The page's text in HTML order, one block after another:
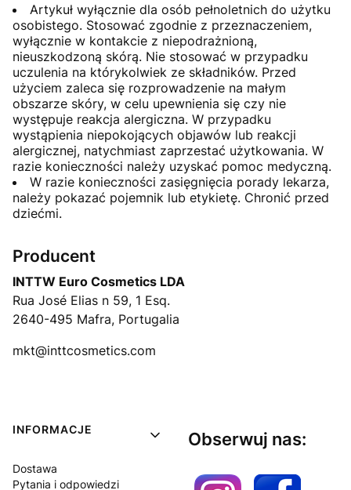
Artykuł wyłącznie dla osób pełnoletnich do użytku
osobistego. Stosować zgodnie z przeznaczeniem,
wyłącznie w kontakcie z niepodrażnioną,
nieuszkodzoną skórą. Nie stosować w przypadku
uczulenia na którykolwiek ze składników. Przed
użyciem zaleca się rozprowadzenie na małym
obszarze skóry, w celu upewnienia się czy nie
występuje reakcja alergiczna. W przypadku
wystąpienia niepokojących objawów lub reakcji
alergicznej, natychmiast zaprzestać użytkowania. W
razie konieczności należy uzyskać pomoc medyczną.
W razie konieczności zasięgnięcia porady lekarza,
należy pokazać pojemnik lub etykietę. Chronić przed
dziećmi.
Producent
INTTW Euro Cosmetics LDA
Rua José Elias n 59, 1 Esq.
2640-495 Mafra, Portugalia
mkt@inttcosmetics.com
Linki w stopce
INFORMACJE
Dostawa
Pytania i odpowiedzi
Obserwuj nas: